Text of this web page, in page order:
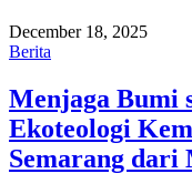
December 18, 2025
Berita
Menjaga Bumi
Ekoteologi
Semarang dari